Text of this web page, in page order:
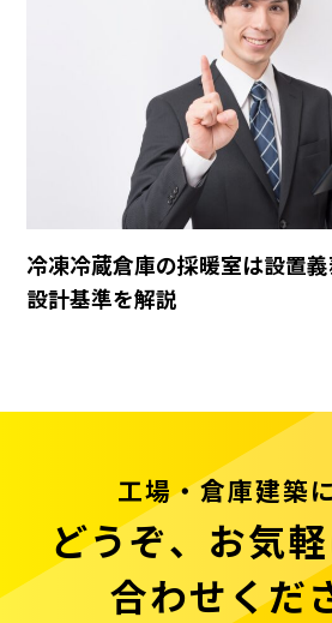
冷凍冷蔵倉庫の採暖室は設置
設計基準を解説
工場・倉庫建築
どうぞ、お気
合わせくだ